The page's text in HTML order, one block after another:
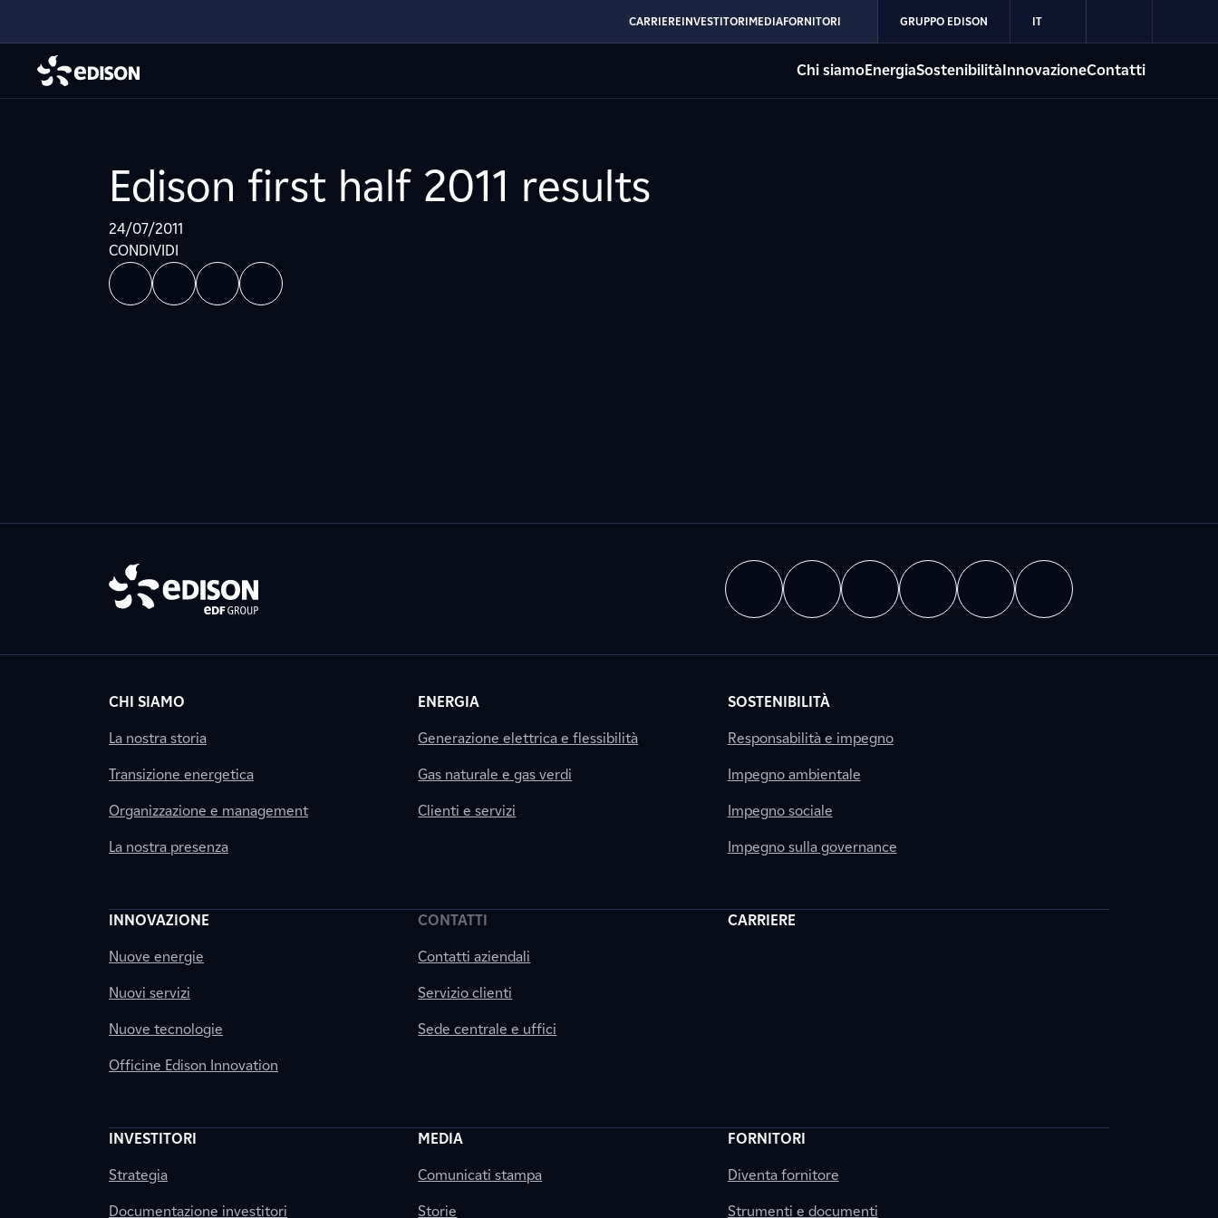
CARRIEREINVESTITORIMEDIAFORNITORI GRUPPO EDISON IT
Chi siamoEnergiaSostenibilitàInnovazioneContatti
Edison first half 2011 results
24/07/2011
CONDIVIDI
CHI SIAMO
La nostra storia
Transizione energetica
Organizzazione e management
La nostra presenza
ENERGIA
Generazione elettrica e flessibilità
Gas naturale e gas verdi
Clienti e servizi
SOSTENIBILITÀ
Responsabilità e impegno
Impegno ambientale
Impegno sociale
Impegno sulla governance
INNOVAZIONE
Nuove energie
Nuovi servizi
Nuove tecnologie
Officine Edison Innovation
CONTATTI
Contatti aziendali
Servizio clienti
Sede centrale e uffici
CARRIERE
INVESTITORI
Strategia
Documentazione investitori
MEDIA
Comunicati stampa
Storie
FORNITORI
Diventa fornitore
Strumenti e documenti